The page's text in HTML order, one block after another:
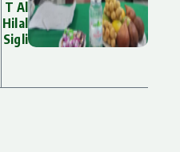
T Al
Hilal
Sigli